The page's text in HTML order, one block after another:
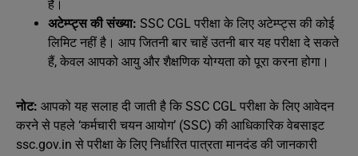
है।
अटेम्प्ट्स की संख्या: SSC CGL परीक्षा के लिए अटेम्प्ट्स की कोई
लिमिट नहीं है। आप जितनी बार चाहें उतनी बार यह परीक्षा दे सकते
हैं, केवल आपको आयु और शैक्षणिक योग्यता को पूरा करना होगा।
नोट: आपको यह सलाह दी जाती है कि SSC CGL परीक्षा के लिए आवेदन
करने से पहले ‘कर्मचारी चयन आयोग’ (SSC) की आधिकारिक वेबसाइट
ssc.gov.in से परीक्षा के लिए निर्धारित पात्रता मानदंड की जानकारी